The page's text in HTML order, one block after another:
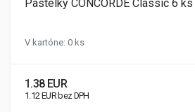
Pastelky CONCORDE Classic 6 ks
V kartóne: 0 ks
1.38 EUR
1.12 EUR bez DPH